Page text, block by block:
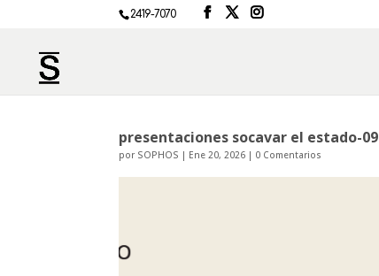
2419-7070
presentaciones socavar el estado-09
por SOPHOS | Ene 20, 2026 | 0 Comentarios